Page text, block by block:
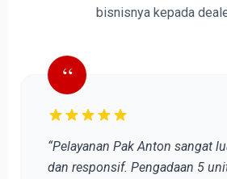
bisnisnya kepada
“
“Pelayanan Pak Anton sangat
dan responsif. Pengadaan 5